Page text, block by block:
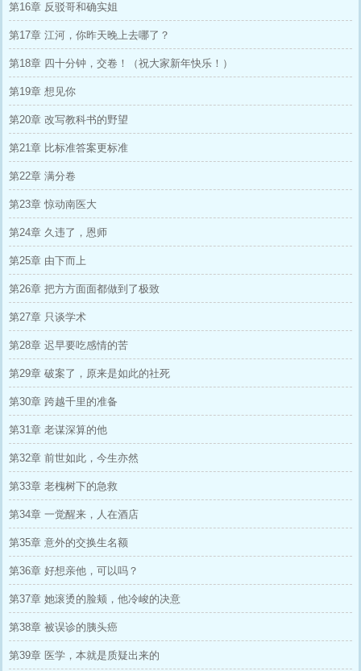
第16章 反驳哥和确实姐
第17章 江河，你昨天晚上去哪了？
第18章 四十分钟，交卷！（祝大家新年快乐！）
第19章 想见你
第20章 改写教科书的野望
第21章 比标准答案更标准
第22章 满分卷
第23章 惊动南医大
第24章 久违了，恩师
第25章 由下而上
第26章 把方方面面都做到了极致
第27章 只谈学术
第28章 迟早要吃感情的苦
第29章 破案了，原来是如此的社死
第30章 跨越千里的准备
第31章 老谋深算的他
第32章 前世如此，今生亦然
第33章 老槐树下的急救
第34章 一觉醒来，人在酒店
第35章 意外的交换生名额
第36章 好想亲他，可以吗？
第37章 她滚烫的脸颊，他冷峻的决意
第38章 被误诊的胰头癌
第39章 医学，本就是质疑出来的